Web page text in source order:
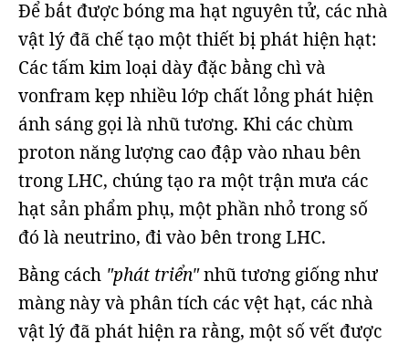
Để bắt được bóng ma hạt nguyên tử, các nhà
vật lý đã chế tạo một thiết bị phát hiện hạt:
Các tấm kim loại dày đặc bằng chì và
vonfram kẹp nhiều lớp chất lỏng phát hiện
ánh sáng gọi là nhũ tương. Khi các chùm
proton năng lượng cao đập vào nhau bên
trong LHC, chúng tạo ra một trận mưa các
hạt sản phẩm phụ, một phần nhỏ trong số
đó là neutrino, đi vào bên trong LHC.
Bằng cách "phát triển"nhũ tương giống như
màng này và phân tích các vệt hạt, các nhà
vật lý đã phát hiện ra rằng, một số vết được